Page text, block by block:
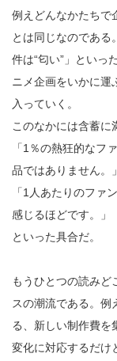
例えどんなかたちで
とは同じなのである
件は“匂い”」といっ
ニメ企画をいかに運
入っていく。
このなかには含蓄に
「1％の熱狂的なフ
品ではありません。」
「1人あたりのファ
感じるほどです。」
といった具合だ。
もうひとつの読みど
スの潮流である。例
る、新しい制作費を
変化に対応するだけ